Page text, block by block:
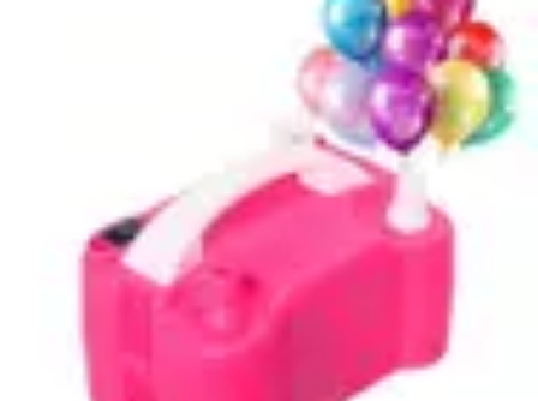
Consejos de DecoraciónArte